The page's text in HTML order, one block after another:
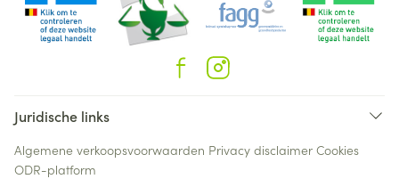
Juridische links
Algemene verkoopsvoorwaarden Privacy disclaimer Cookies
ODR-platform